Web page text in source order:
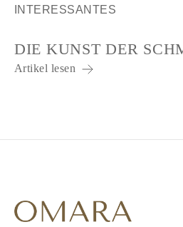
INTERESSANTES
DIE KUNST DER
Artikel lesen